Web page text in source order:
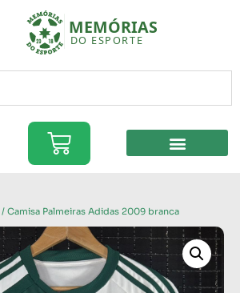
/ Camisa Palmeiras Adidas 2009 branca